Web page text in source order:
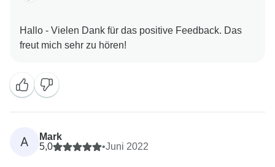
Hallo - Vielen Dank für das positive Feedback. Das
A
Mark
5,0
•Juni 2022